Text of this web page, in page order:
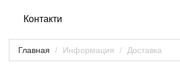
Контакти
Главная Информация Доставка